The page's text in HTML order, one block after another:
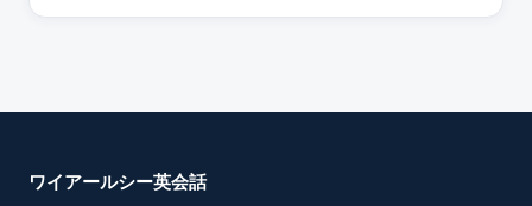
ワイアールシー英会話